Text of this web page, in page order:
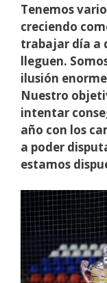
Tenemos
creciendo
trabajar día a
lleguen.
ilusión
Nuestro
intentar
año con los
a poder
estamos